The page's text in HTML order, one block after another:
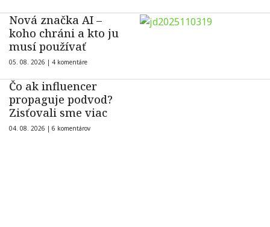
Nová značka AI –
koho chráni a kto ju
musí používať
05. 08. 2026 | 4 komentáre
Čo ak influencer
propaguje podvod?
Zisťovali sme viac
04. 08. 2026 | 6 komentárov